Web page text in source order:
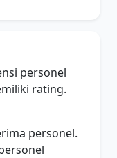
personel
rating.
personel.